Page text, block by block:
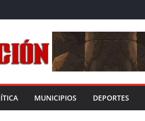
MUNICIPIOS DEPORTES